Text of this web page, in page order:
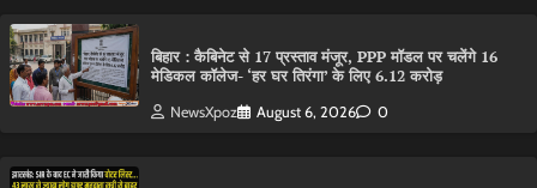
बिहार : कैबिनेट से 17 प्रस्ताव मंजूर, PPP मॉडल पर चलेंगे 16
मेडिकल कॉलेज- ‘हर घर तिरंगा’ के लिए 6.12 करोड़
NewsXpoz August 6, 2026 0